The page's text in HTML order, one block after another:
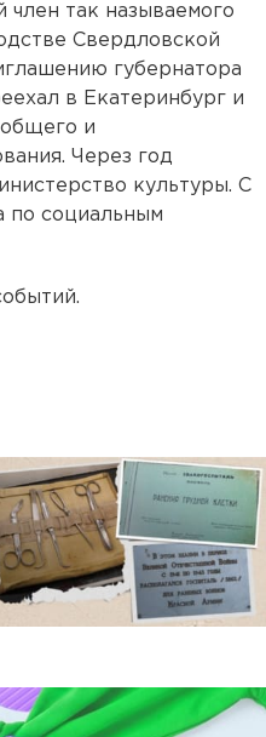
так называемого
Свердловской
губернатора
в Екатеринбург и
общего и
Через год
культуры. С
по социальным